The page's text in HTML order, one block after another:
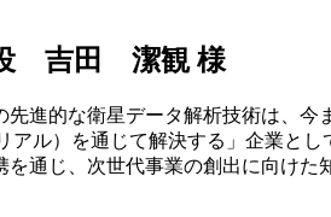
吉田 潔観 様
進的な衛星データ解析技術は、今
ル）を通じて解決する」企業と
通じ、次世代事業の創出に向けた